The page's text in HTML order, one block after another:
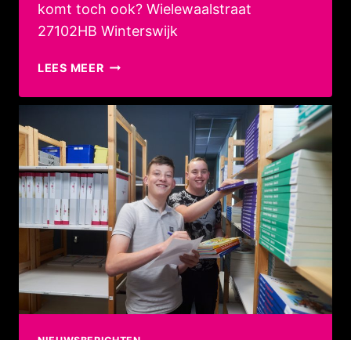
komt toch ook? Wielewaalstraat
27102HB Winterswijk
LEES MEEROPEN